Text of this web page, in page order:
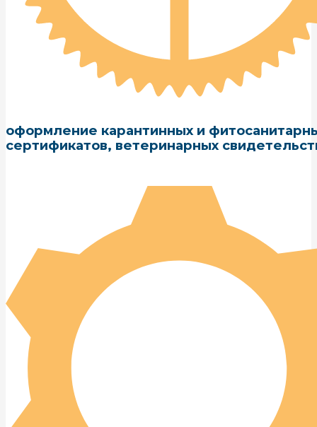
оформление карантинных и
сертификатов, ветеринарных